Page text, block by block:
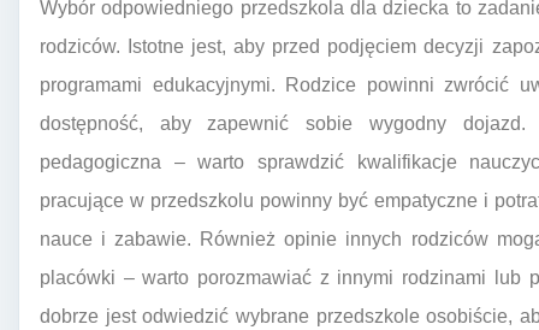
Wybór odpowiedniego przedszkola dla dziecka to
rodziców. Istotne jest, aby przed podjęciem decyzji
programami edukacyjnymi. Rodzice powinni zwrócić
dostępność, aby zapewnić sobie wygodny
pedagogiczna – warto sprawdzić kwalifikacje
pracujące w przedszkolu powinny być empatyczne i
nauce i zabawie. Również opinie innych rodziców
placówki – warto porozmawiać z innymi rodzinami lub
dobrze jest odwiedzić wybrane przedszkole osobiście,